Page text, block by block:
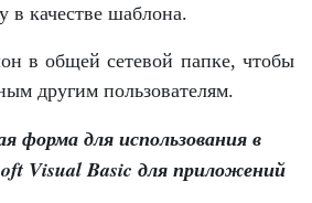
в качестве шаблона.
в общей сетевой папке, чтобы
другим пользователям.
форма для использования в
Visual Basic для приложений